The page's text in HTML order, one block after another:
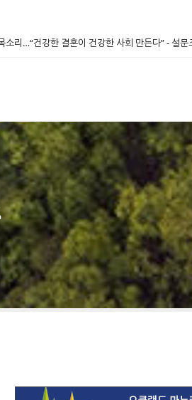
리…“건강한 결혼이 건강한 사회 만든다” - 설문